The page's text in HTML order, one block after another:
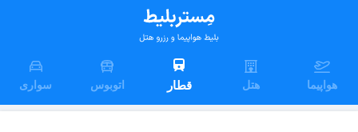
هواپیما هتل قطار اتوبوس سواری